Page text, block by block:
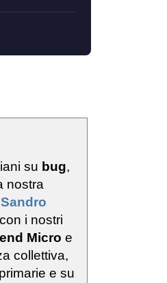
su bug,
nostra
Sandro
i nostri
Micro e
collettiva,
e su